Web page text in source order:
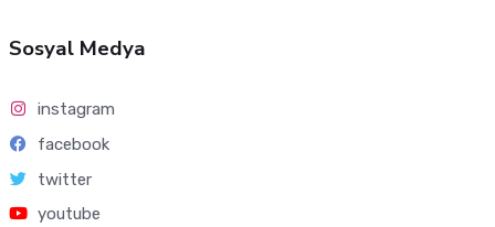
Sosyal Medya
instagram
facebook
twitter
youtube